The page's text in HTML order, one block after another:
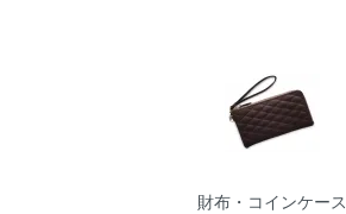
財布・コインケース